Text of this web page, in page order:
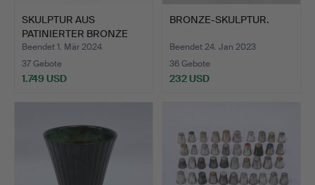
SKULPTUR AUS
PATINIERTER BRONZE
NACH MICHE…
Beendet 1. Mär 2024
37 Gebote
1.749 USD
BRONZE-SKULPTUR.
Beendet 24. Jan 2023
36 Gebote
232 USD